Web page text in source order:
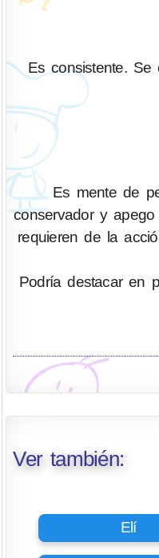
Es consistente.
Es mente de
conservador y
requieren de la
Podría destacar en
Ver también:
Elí